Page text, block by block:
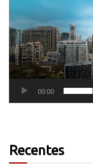
00:00
Recentes